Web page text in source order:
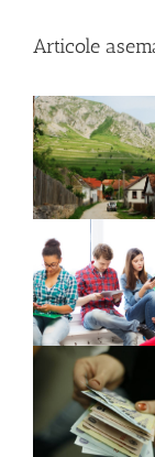
Articole
Comenteaza
You must be